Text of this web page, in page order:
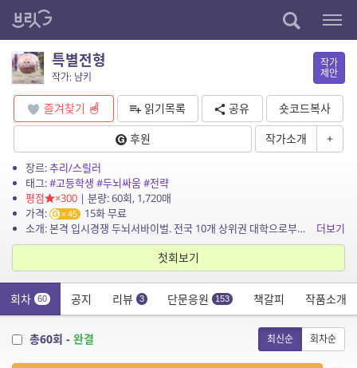
특별전형
작가: 냠키
작가
제안
즐겨찾기 읽기목록 공유
숏코드복사
후원
작가소개 +
장르:추리/스릴러
태그:#고등학생 #두뇌싸움#전략
평점
×300| 분량: 60회, 1,720매
가격:
45
15화 무료
소개: 본격 입시경쟁 두뇌서바이벌. 전국 10개 상위권 대학으로부터 동아줄이 내려왔다. 마지막 기회를 붙잡기 위해 이천 명의 고등학생이 모여든다. 인서울을 바란다면, 살아남아라! *본 소...
더보기
첫회보기
회차 60 공지 리뷰 3 단문응원 153 책갈피 작품소개
총60회 - 완결 최신순 회차순